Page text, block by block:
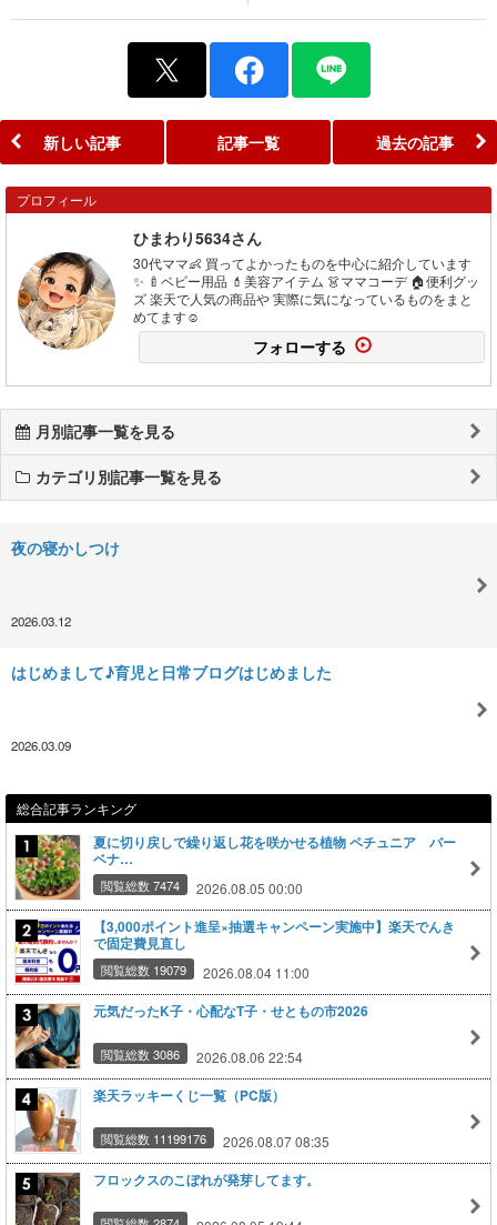
新しい記事 記事一覧 過去の記事
プロフィール
ひまわり5634さん
30代ママ👶 買ってよかったものを中心に紹介しています
✨ 🍼ベビー用品 💄美容アイテム 👗ママコーデ 🏠便利グッ
ズ 楽天で人気の商品や 実際に気になっているものをまと
めてます☺️
フォローする
月別記事一覧を見る
カテゴリ別記事一覧を見る
夜の寝かしつけ
2026.03.12
はじめまして♪育児と日常ブログはじめました
2026.03.09
総合記事ランキング
夏に切り戻しで繰り返し花を咲かせる植物 ペチュニア バー
ベナ…
閲覧総数 7474 2026.08.05 00:00
【3,000ポイント進呈×抽選キャンペーン実施中】楽天でんき
で固定費見直し
閲覧総数 19079 2026.08.04 11:00
元気だったK子・心配なT子・せともの市2026
閲覧総数 3086 2026.08.06 22:54
楽天ラッキーくじ一覧（PC版）
閲覧総数 11199176 2026.08.07 08:35
フロックスのこぼれが発芽してます。